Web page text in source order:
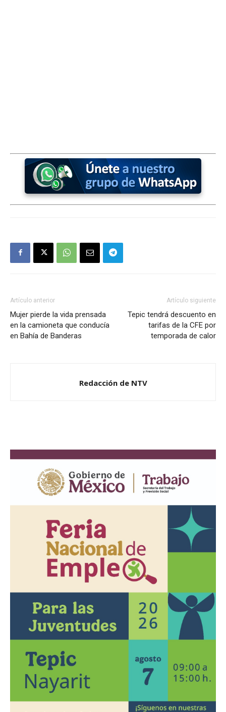
Artículo anterior
Mujer pierde la vida prensada
en la camioneta que conducía
en Bahía de Banderas
Artículo siguiente
Tepic tendrá descuento en
tarifas de la CFE por
temporada de calor
Redacción de NTV